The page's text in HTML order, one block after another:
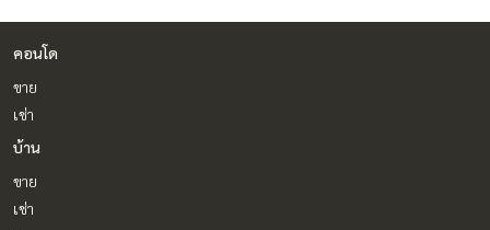
คอนโด
ขาย
เช่า
บ้าน
ขาย
เช่า